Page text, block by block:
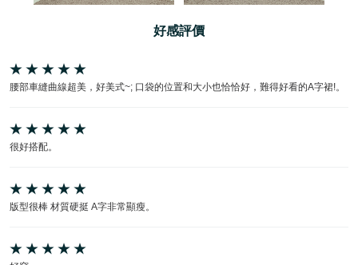
好感評價
腰部車縫曲線超美，好美式~; 口袋的位置和大小也恰恰好，難得好看的A字裙!。
很好搭配。
版型很棒 材質硬挺 A字非常顯瘦。